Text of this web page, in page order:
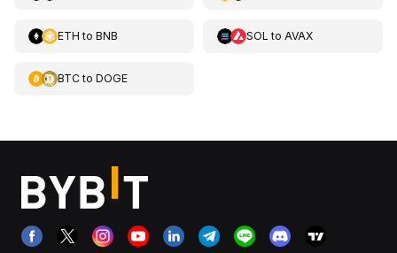
ETH to BNB SOL to AVAX
BTCto DOGE